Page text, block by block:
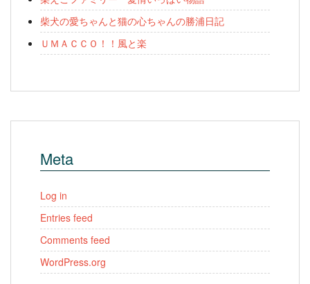
柴犬の愛ちゃんと猫の心ちゃんの勝浦日記
ＵＭＡＣＣＯ！！風と楽
Meta
Log in
Entries feed
Comments feed
WordPress.org